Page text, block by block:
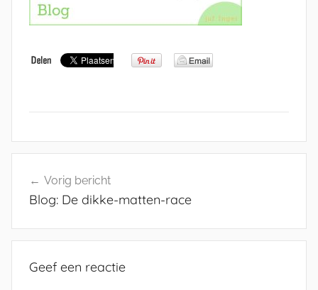
navigatie
Vorig bericht
Blog: De dikke-matten-race
Geef een reactie